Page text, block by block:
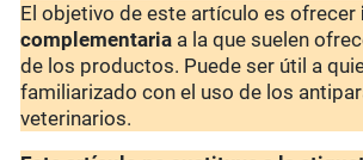
El objetivo de este artículo es ofrecer
complementaria a la que suelen
de los productos. Puede ser útil a
familiarizado con el uso de los
veterinarios.